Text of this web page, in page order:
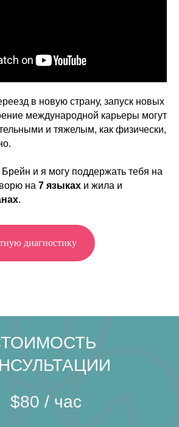
в новую страну, запуск новых
международной карьеры могут
и тяжелым, как физически,
и я могу поддержать тебя на
на 7 языках и жила и
.
диагностику
$80 / час